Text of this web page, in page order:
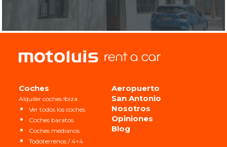
Coches
Alquiler coches Ibiza
Ver todos los coches
Coches baratos
Coches medianos
Todoterrenos / 4×4
Aeropuerto
San Antonio
Nosotros
Opiniones
Blog